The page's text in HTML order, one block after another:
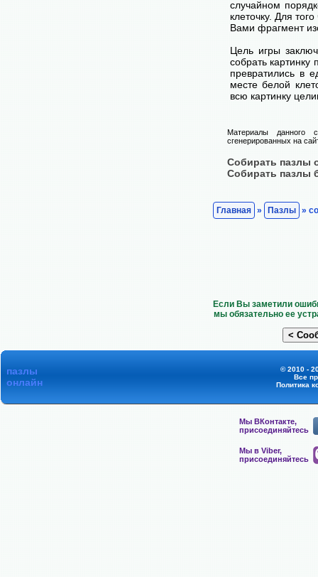
случайном
клеточку. Для
Вами фрагмент
Цель игры
собрать
превратились в
месте белой
всю картинку
Материалы данного
сгенерированных на
Собирать пазлы
Собирать пазлы
Главная » Пазлы »
Если Вы заметили
мы обязательно ее
пазлы
онлайн
© 2010 -
Все
Политика
Мы ВКонтакте,
присоединяйтесь
Мы в Viber,
присоединяйтесь